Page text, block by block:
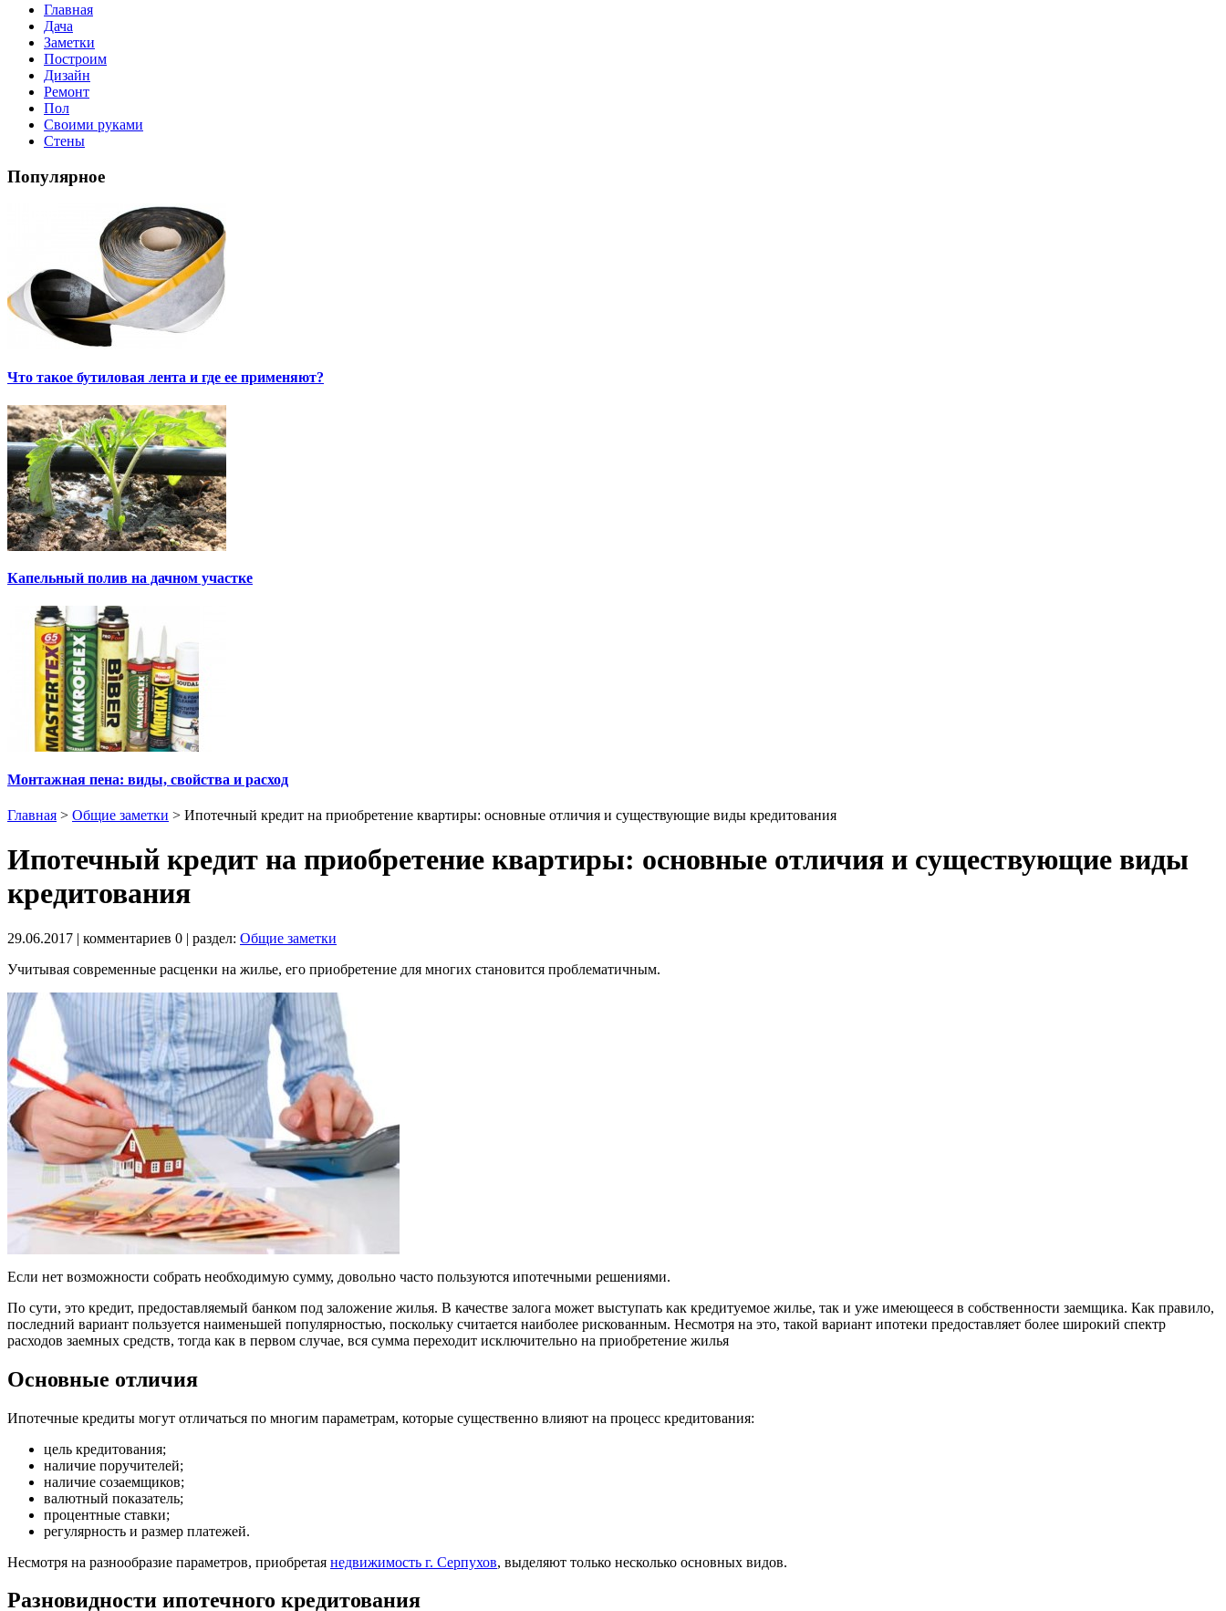
Главная
Дача
Заметки
Построим
Дизайн
Ремонт
Пол
Своими руками
Стены
Популярное
Что такое бутиловая лента и где ее применяют?
Капельный полив на дачном участке
Монтажная пена: виды, свойства и расход
Главная > Общие заметки > Ипотечный кредит на приобретение квартиры: основные отличия и существующие виды кредитования
Ипотечный кредит на приобретение квартиры: основные отличия и существующие виды
кредитования
29.06.2017 | комментариев 0 | раздел: Общие заметки
Учитывая современные расценки на жилье, его приобретение для многих становится проблематичным.
Если нет возможности собрать необходимую сумму, довольно часто пользуются ипотечными решениями.
По сути, это кредит, предоставляемый банком под заложение жилья. В качестве залога может выступать как кредитуемое жилье, так и уже имеющееся в собственности заемщика. Как правило,
последний вариант пользуется наименьшей популярностью, поскольку считается наиболее рискованным. Несмотря на это, такой вариант ипотеки предоставляет более широкий спектр
расходов заемных средств, тогда как в первом случае, вся сумма переходит исключительно на приобретение жилья
Основные отличия
Ипотечные кредиты могут отличаться по многим параметрам, которые существенно влияют на процесс кредитования:
цель кредитования;
наличие поручителей;
наличие созаемщиков;
валютный показатель;
процентные ставки;
регулярность и размер платежей.
Несмотря на разнообразие параметров, приобретая недвижимость г. Серпухов, выделяют только несколько основных видов.
Разновидности ипотечного кредитования